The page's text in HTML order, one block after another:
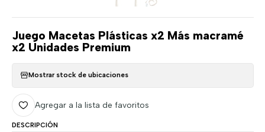
Juego Macetas Plásticas x2 Más macramé
x2 Unidades Premium
Mostrar stock de ubicaciones
Agregar a la lista de favoritos
DESCRIPCIÓN